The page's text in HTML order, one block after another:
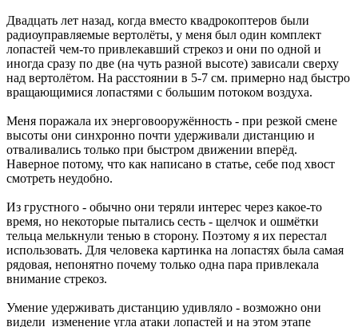
Двадцать лет назад, когда вместо квадрокоптеров были
радиоуправляемые вертолёты, у меня был один комплект
лопастей чем-то привлекавший стрекоз и они по одной и
иногда сразу по две (на чуть разной высоте) зависали сверху
над вертолётом. На расстоянии в 5-7 см. примерно над быстро
вращающимися лопастями с большим потоком воздуха.
Меня поражала их энерговооружённость - при резкой смене
высоты они синхронно почти удерживали дистанцию и
отваливались только при быстром движении вперёд.
Наверное потому, что как написано в статье, себе под хвост
смотреть неудобно.
Из грустного - обычно они теряли интерес через какое-то
время, но некоторые пытались сесть - щелчок и ошмётки
тельца мелькнули тенью в сторону. Поэтому я их перестал
использовать. Для человека картинка на лопастях была самая
рядовая, непонятно почему только одна пара привлекала
внимание стрекоз.
Умение удерживать дистанцию удивляло - возможно они
видели изменение угла атаки лопастей и на этом этапе